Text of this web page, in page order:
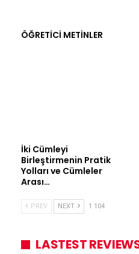
ÖĞRETİCİ METİNLER
İki Cümleyi
Birleştirmenin Pratik
Yolları ve Cümleler
Arası…
PREV NEXT 1 104
LASTEST